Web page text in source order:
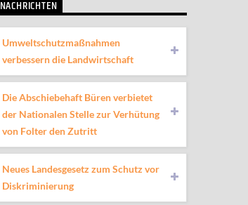
NACHRICHTEN
Umweltschutzmaßnahmen
verbessern die Landwirtschaft
Die Abschiebehaft Büren verbietet
der Nationalen Stelle zur Verhütung
von Folter den Zutritt
Neues Landesgesetz zum Schutz vor
Diskriminierung